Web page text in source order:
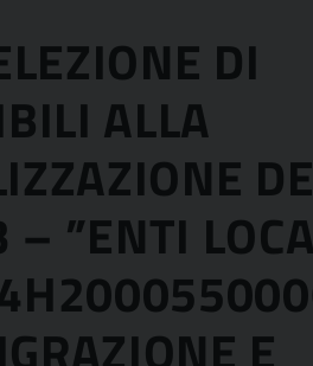
DI
ALLA
– ”ENTI